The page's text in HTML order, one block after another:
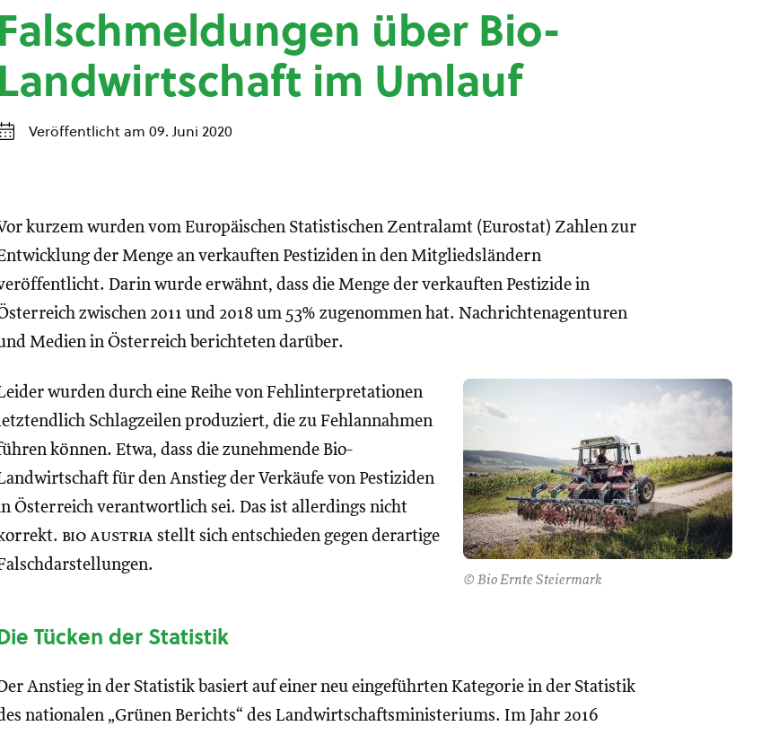
Falschmeldungen über Bio-
Landwirtschaft im Umlauf
Veröffentlicht am 09. Juni 2020
kurzem wurden vom Europäischen Statistischen Zentralamt (Eurostat) Zahlen zur
der Menge an verkauften Pestiziden in den Mitgliedsländern
Darin wurde erwähnt, dass die Menge der verkauften Pestizide in
zwischen 2011 und 2018 um 53% zugenommen hat. Nachrichtenagenturen
Medien in Österreich berichteten darüber.
© Bio Ernte Steiermark
wurden durch eine Reihe von Fehlinterpretationen
Schlagzeilen produziert, die zu Fehlannahmen
können. Etwa, dass die zunehmende Bio-
für den Anstieg der Verkäufe von Pestiziden
Österreich verantwortlich sei. Das ist allerdings nicht
bio austria stellt sich entschieden gegen derartige
Tücken der Statistik
Anstieg in der Statistik basiert auf einer neu eingeführten Kategorie in der Statistik
nationalen „Grünen Berichts“ des Landwirtschaftsministeriums. Im Jahr 2016